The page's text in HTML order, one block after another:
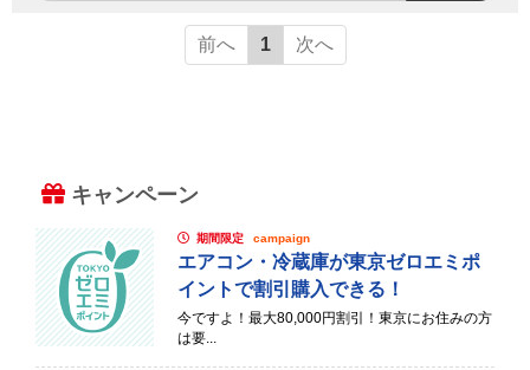
前へ 1 次へ
キャンペーン
期間限定 campaign
エアコン・冷蔵庫が東京ゼロエミポ
イントで割引購入できる！
今ですよ！最大80,000円割引！東京にお住みの方
は要...